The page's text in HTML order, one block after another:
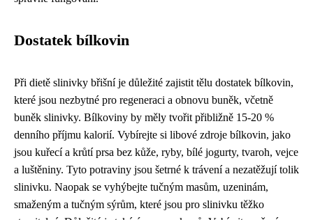
Dostatek bílkovin
Při dietě slinivky břišní je důležité zajistit tělu dostatek bílkovin,
které jsou nezbytné pro regeneraci a obnovu buněk, včetně
buněk slinivky. Bílkoviny by měly tvořit přibližně 15-20 %
denního příjmu kalorií. Vybírejte si libové zdroje bílkovin, jako
jsou kuřecí a krůtí prsa bez kůže, ryby, bílé jogurty, tvaroh, vejce
a luštěniny. Tyto potraviny jsou šetrné k trávení a nezatěžují tolik
slinivku. Naopak se vyhýbejte tučným masům, uzeninám,
smaženým a tučným sýrům, které jsou pro slinivku těžko